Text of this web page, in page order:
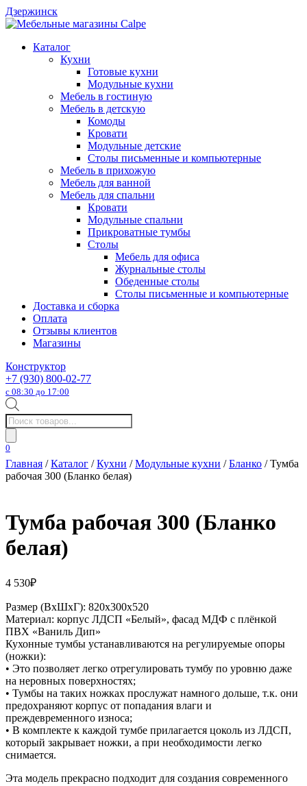
Дзержинск
Каталог
Кухни
Готовые кухни
Модульные кухни
Мебель в гостиную
Мебель в детскую
Комоды
Кровати
Модульные детские
Столы письменные и компьютерные
Мебель в прихожую
Мебель для ванной
Мебель для спальни
Кровати
Модульные спальни
Прикроватные тумбы
Столы
Мебель для офиса
Журнальные столы
Обеденные столы
Столы письменные и компьютерные
Доставка и сборка
Оплата
Отзывы клиентов
Магазины
Конструктор
+7 (930) 800-02-77
с 08:30 до 17:00
Поиск
товаров
0
Главная /Каталог /Кухни /Модульные кухни /Бланко / Тумба
рабочая 300 (Бланко белая)
Тумба рабочая 300 (Бланко
белая)
4 530₽
Размер (ВхШхГ): 820х300х520
Материал: корпус ЛДСП «Белый», фасад МДФ с плёнкой
ПВХ «Ваниль Дип»
Кухонные тумбы устанавливаются на регулируемые опоры
(ножки):
• Это позволяет легко отрегулировать тумбу по уровню даже
на неровных поверхностях;
• Тумбы на таких ножках прослужат намного дольше, т.к. они
предохраняют корпус от попадания влаги и
преждевременного износа;
• В комплекте к каждой тумбе прилагается цоколь из ЛДСП,
который закрывает ножки, а при необходимости легко
снимается.
Эта модель прекрасно подходит для создания современного